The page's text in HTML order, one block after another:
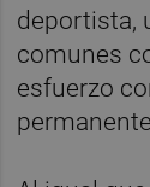
deportista,
comunes
esfuerzo